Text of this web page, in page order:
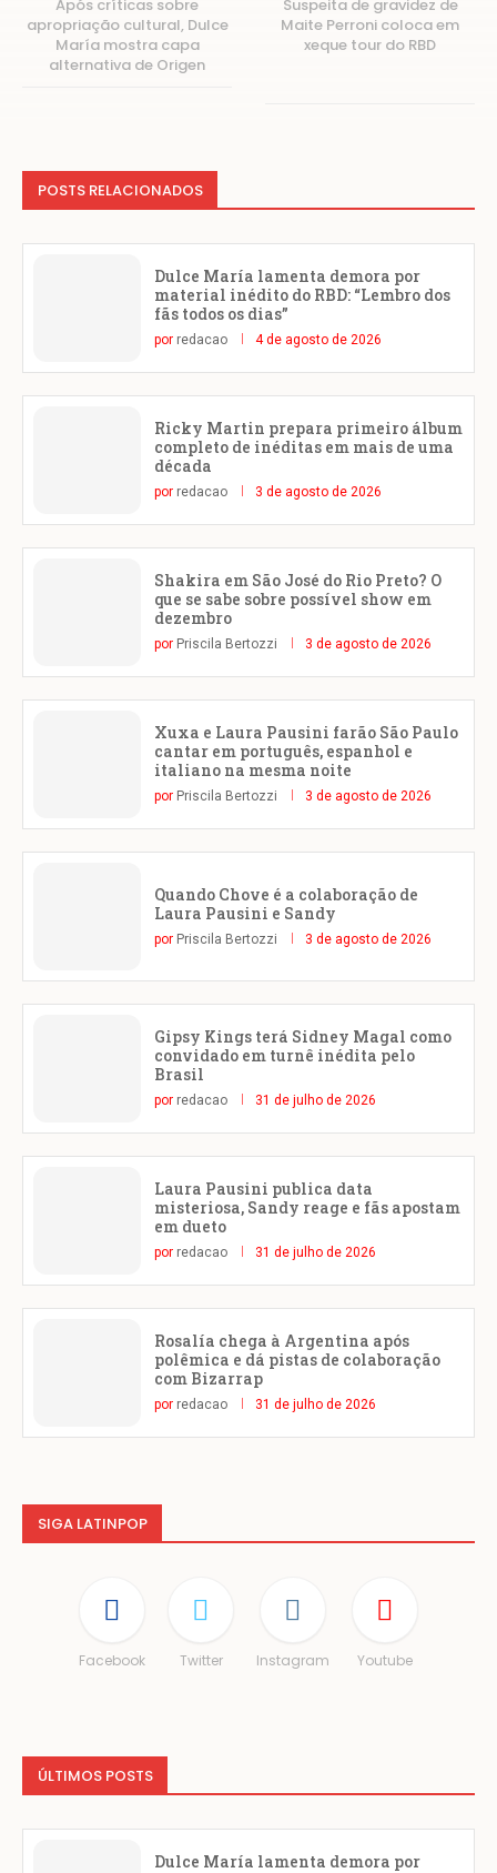
Após críticas sobre
apropriação cultural, Dulce
María mostra capa
alternativa de Origen
Suspeita de gravidez de
Maite Perroni coloca em
xeque tour do RBD
POSTS RELACIONADOS
Dulce María lamenta demora por
material inédito do RBD: “Lembro dos
fãs todos os dias”
por redacao 4 de agosto de 2026
Ricky Martin prepara primeiro álbum
completo de inéditas em mais de uma
década
por redacao 3 de agosto de 2026
Shakira em São José do Rio Preto? O
que se sabe sobre possível show em
dezembro
por Priscila Bertozzi 3 de agosto de 2026
Xuxa e Laura Pausini farão São Paulo
cantar em português, espanhol e
italiano na mesma noite
por Priscila Bertozzi 3 de agosto de 2026
Quando Chove é a colaboração de
Laura Pausini e Sandy
por Priscila Bertozzi 3 de agosto de 2026
Gipsy Kings terá Sidney Magal como
convidado em turnê inédita pelo
Brasil
por redacao 31 de julho de 2026
Laura Pausini publica data
misteriosa, Sandy reage e fãs apostam
em dueto
por redacao 31 de julho de 2026
Rosalía chega à Argentina após
polêmica e dá pistas de colaboração
com Bizarrap
por redacao 31 de julho de 2026
SIGA LATINPOP
Facebook Twitter Instagram Youtube
ÚLTIMOS POSTS
Dulce María lamenta demora por